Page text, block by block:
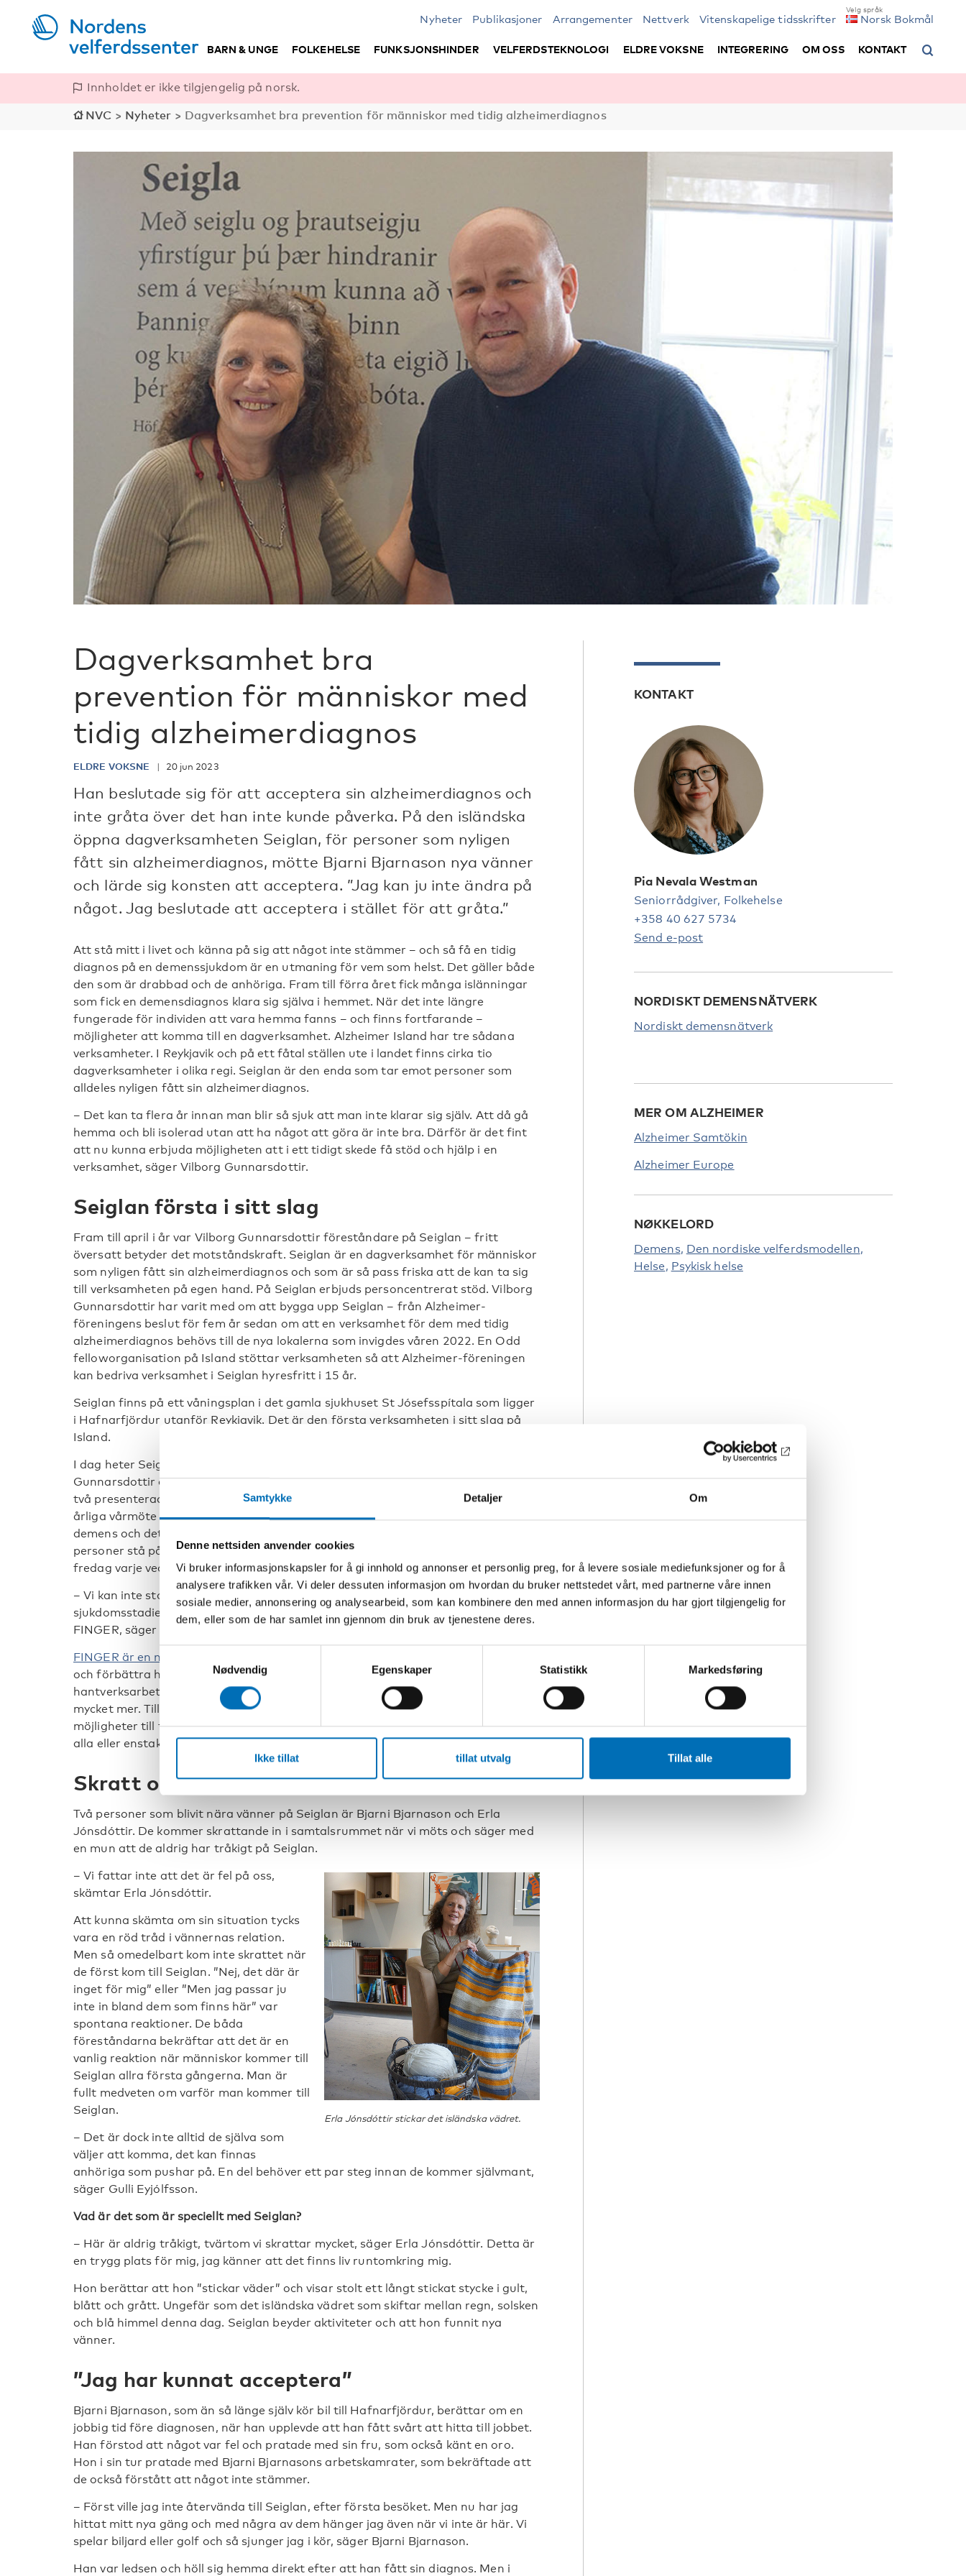
Samtykke Detaljer Om
Denne nettsiden anvender cookies
Vi bruker informasjonskapsler for å gi innhold og annonser et personlig preg, for å levere sosiale mediefunksjoner og for å
analysere trafikken vår. Vi deler dessuten informasjon om hvordan du bruker nettstedet vårt, med partnerne våre innen
sosiale medier, annonsering og analysearbeid, som kan kombinere den med annen informasjon du har gjort tilgjengelig for
dem, eller som de har samlet inn gjennom din bruk av tjenestene deres.
Samtykkevalg
Nødvendig
Egenskaper Statistikk Markedsføring
Ikke tillat tillat utvalg Tillat alle
Nyheter Publikasjoner Arrangementer Nettverk Vitenskapelige tidsskrifter Norsk Bokmål
BARN & UNGE FOLKEHELSE FUNKSJONSHINDER VELFERDSTEKNOLOGI ELDRE VOKSNE INTEGRERING OM OSS KONTAKT
Innholdet er ikke tilgjengelig på norsk.
NVC > Nyheter > Dagverksamhet bra prevention för människor med tidig alzheimerdiagnos
Dagverksamhet bra
prevention för människor med
tidig alzheimerdiagnos
ELDRE VOKSNE 20 jun 2023
Han beslutade sig för att acceptera sin alzheimerdiagnos och
inte gråta över det han inte kunde påverka. På den isländska
öppna dagverksamheten Seiglan, för personer som nyligen
fått sin alzheimerdiagnos, mötte Bjarni Bjarnason nya vänner
och lärde sig konsten att acceptera. ”Jag kan ju inte ändra på
något. Jag beslutade att acceptera i stället för att gråta.”
Att stå mitt i livet och känna på sig att något inte stämmer – och så få en tidig
diagnos på en demenssjukdom är en utmaning för vem som helst. Det gäller både
den som är drabbad och de anhöriga. Fram till förra året fick många islänningar
som fick en demensdiagnos klara sig själva i hemmet. När det inte längre
fungerade för individen att vara hemma fanns – och finns fortfarande –
möjligheter att komma till en dagverksamhet. Alzheimer Island har tre sådana
verksamheter. I Reykjavik och på ett fåtal ställen ute i landet finns cirka tio
dagverksamheter i olika regi. Seiglan är den enda som tar emot personer som
alldeles nyligen fått sin alzheimerdiagnos.
– Det kan ta flera år innan man blir så sjuk att man inte klarar sig själv. Att då gå
hemma och bli isolerad utan att ha något att göra är inte bra. Därför är det fint
att nu kunna erbjuda möjligheten att i ett tidigt skede få stöd och hjälp i en
verksamhet, säger Vilborg Gunnarsdottir.
Seiglan första i sitt slag
Fram till april i år var Vilborg Gunnarsdottir föreståndare på Seiglan – fritt
översatt betyder det motståndskraft. Seiglan är en dagverksamhet för människor
som nyligen fått sin alzheimerdiagnos och som är så pass friska att de kan ta sig
till verksamheten på egen hand. På Seiglan erbjuds personcentrerat stöd. Vilborg
Gunnarsdottir har varit med om att bygga upp Seiglan – från Alzheimer-
föreningens beslut för fem år sedan om att en verksamhet för dem med tidig
alzheimerdiagnos behövs till de nya lokalerna som invigdes våren 2022. En Odd
felloworganisation på Island stöttar verksamheten så att Alzheimer-föreningen
kan bedriva verksamhet i Seiglan hyresfritt i 15 år.
Seiglan finns på ett våningsplan i det gamla sjukhuset St Jósefsspítala som ligger
i Hafnarfjördur utanför Reykjavik. Det är den första verksamheten i sitt slag på
Island.
I dag heter Seiglans chef Guðlaugur Eyjólfsson, kallad Gulli. Båda han och Vilborg
Gunnarsdottir är och har varit anställda av isländska Alzheimer-föreningen. De
två presenterade nyligen verksamheten för Nordiskt demensnätverk som hade sitt
årliga vårmöte i Reykjavik. Temat för nätverkets arbete 2023 är prevention av
demens och det är i den kontexten Seiglan har fått stor uppmärksamhet. Minst 35
personer stå på kö för att få komma till verksamheten som är öppen måndag till
fredag varje vecka.
– Vi kan inte stoppa sjukdomen. Men med stöd och insatser tidigt i
sjukdomsstadiet kan man förlänga de goda åren. Vi checkar i de flesta boxarna i
FINGER, säger Gulli Eyjólfsson.
FINGER är en metod som visat att livsstilen kan förebygga problem
och förbättra hjärnhälsan. På Seiglan finns massor av aktiviteter, allt från
hantverksarbete till yoga, fysisk och mental träning, utflykter, sång, spel och
mycket mer. Till verksamheten finns psykologer kopplade. Deltagarna har också
möjligheter till träning med personliga tränare. Det är helt frivilligt att dyka upp
alla eller enstaka dagar.
Skratt och nära vänskap
Två personer som blivit nära vänner på Seiglan är Bjarni Bjarnason och Erla
Jónsdóttir. De kommer skrattande in i samtalsrummet när vi möts och säger med
en mun att de aldrig har tråkigt på Seiglan.
Erla Jónsdóttir stickar det isländska vädret.
– Vi fattar inte att det är fel på oss,
skämtar Erla Jónsdóttir.
Att kunna skämta om sin situation tycks
vara en röd tråd i vännernas relation.
Men så omedelbart kom inte skrattet när
de först kom till Seiglan. ”Nej, det där är
inget för mig” eller ”Men jag passar ju
inte in bland dem som finns här” var
spontana reaktioner. De båda
föreståndarna bekräftar att det är en
vanlig reaktion när människor kommer till
Seiglan allra första gångerna. Man är
fullt medveten om varför man kommer till
Seiglan.
– Det är dock inte alltid de själva som
väljer att komma, det kan finnas
anhöriga som pushar på. En del behöver ett par steg innan de kommer självmant,
säger Gulli Eyjólfsson.
Vad är det som är speciellt med Seiglan?
– Här är aldrig tråkigt, tvärtom vi skrattar mycket, säger Erla Jónsdóttir. Detta är
en trygg plats för mig, jag känner att det finns liv runtomkring mig.
Hon berättar att hon ”stickar väder” och visar stolt ett långt stickat stycke i gult,
blått och grått. Ungefär som det isländska vädret som skiftar mellan regn, solsken
och blå himmel denna dag. Seiglan beyder aktiviteter och att hon funnit nya
vänner.
”Jag har kunnat acceptera”
Bjarni Bjarnason, som än så länge själv kör bil till Hafnarfjördur, berättar om en
jobbig tid före diagnosen, när han upplevde att han fått svårt att hitta till jobbet.
Han förstod att något var fel och pratade med sin fru, som också känt en oro.
Hon i sin tur pratade med Bjarni Bjarnasons arbetskamrater, som bekräftade att
de också förstått att något inte stämmer.
– Först ville jag inte återvända till Seiglan, efter första besöket. Men nu har jag
hittat mitt nya gäng och med några av dem hänger jag även när vi inte är här. Vi
spelar biljard eller golf och så sjunger jag i kör, säger Bjarni Bjarnason.
Han var ledsen och höll sig hemma direkt efter att han fått sin diagnos. Men i
KONTAKT
Pia Nevala Westman
Seniorrådgiver, Folkehelse
+358 40 627 5734
Send e-post
NORDISKT DEMENSNÄTVERK
Nordiskt demensnätverk
MER OM ALZHEIMER
Alzheimer Samtökin
Alzheimer Europe
NØKKELORD
Demens Den nordiske velferdsmodellen
Helse Psykisk helse